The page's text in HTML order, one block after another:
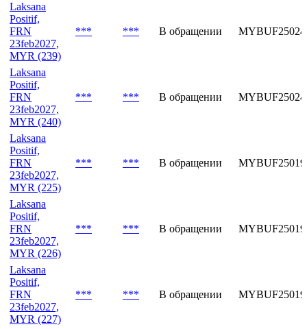
Laksana
Positif,
FRN
23feb2027,
MYR (239)
*** *** В обращении
Laksana
Positif,
FRN
23feb2027,
MYR (240)
*** *** В обращении
Laksana
Positif,
FRN
23feb2027,
MYR (225)
*** *** В обращении
Laksana
Positif,
FRN
23feb2027,
MYR (226)
*** *** В обращении
Laksana
Positif,
FRN
23feb2027,
MYR (227)
*** *** В обращении